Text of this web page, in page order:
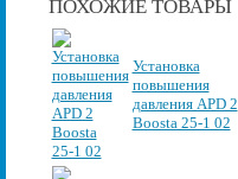
ПОХОЖИЕ ТОВАРЫ
Установка
повышения
давления APD 2
Boosta 25-1 02